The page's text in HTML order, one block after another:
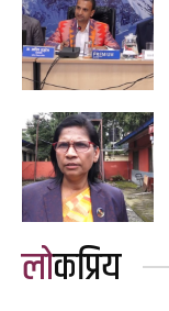
लोकप्रिय